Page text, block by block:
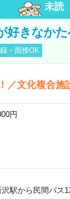
未読
好きなか
・面接OK
／文化複合施
円
沢駅から民間バス